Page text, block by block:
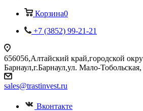
Корзина0
+7 (3852) 99-21-21
656056,Алтайский край,городской
Барнаул,г.Барнаул,ул. Мало-
sales@trastinvest.ru
Вконтакте